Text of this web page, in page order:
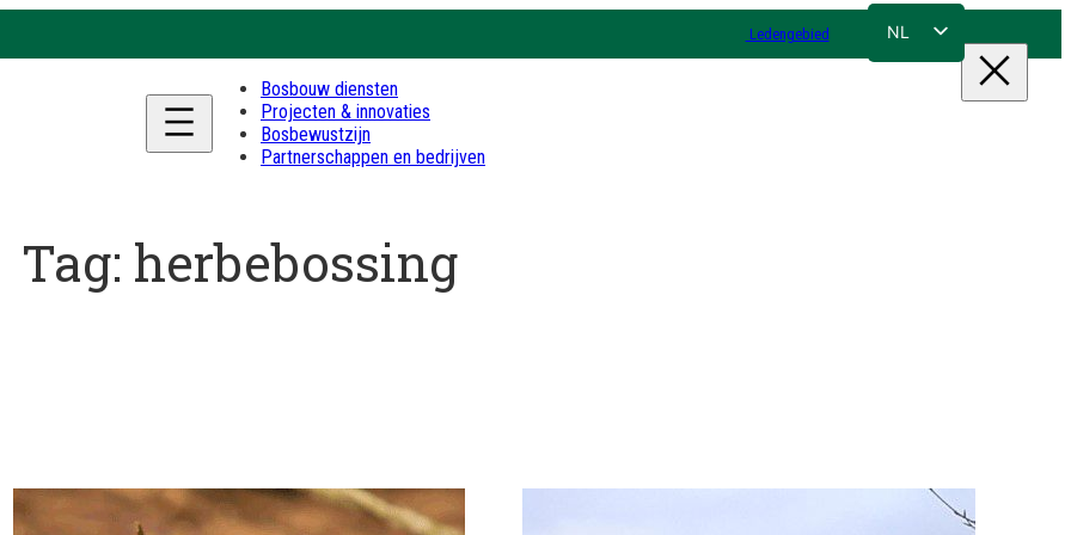
Ledengebied NL
Bosbouw diensten
Projecten & innovaties
Bosbewustzijn
Partnerschappen en bedrijven
Tag: herbebossing